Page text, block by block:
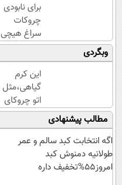
برای نابودی
چروکات
سراغ هیچی
جز جوانساز
جلبک
نرو(تخفیف40%)
وبگردی
این کرم
گیاهی،مثل
اتو چروکای
پوستتوصاف
میکنه!50%تخفیف
مطالب پیشنهادی
اگه انتخابت کبد سالم و عمر
طولانیه دمنوش کبد
امروز55%تخفیف داره